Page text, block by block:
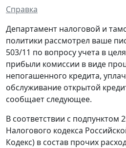
Справка
Департамент налоговой и
политики рассмотрел ваше
503/11 по вопросу учета в
прибыли комиссии в виде
непогашенного кредита,
обслуживание открытой
сообщает следующее.
В соответствии с подпунктом
Налогового кодекса
Кодекс) в состав прочих